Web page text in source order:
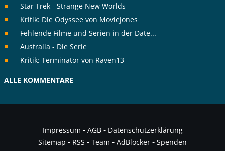
Star Trek - Strange New Worlds
Kritik: Die Odyssee von Moviejones
Fehlende Filme und Serien in der Date...
Australia - Die Serie
Kritik: Terminator von Raven13
ALLE KOMMENTARE
Impressum - AGB- Datenschutzerklärung
Sitemap - RSS - Team - AdBlocker - Spenden